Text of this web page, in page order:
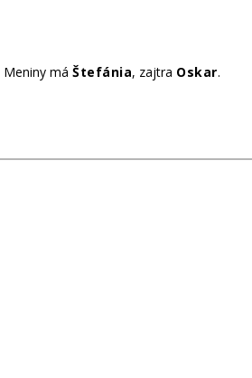
Meniny má Štefánia, zajtra Oskar.